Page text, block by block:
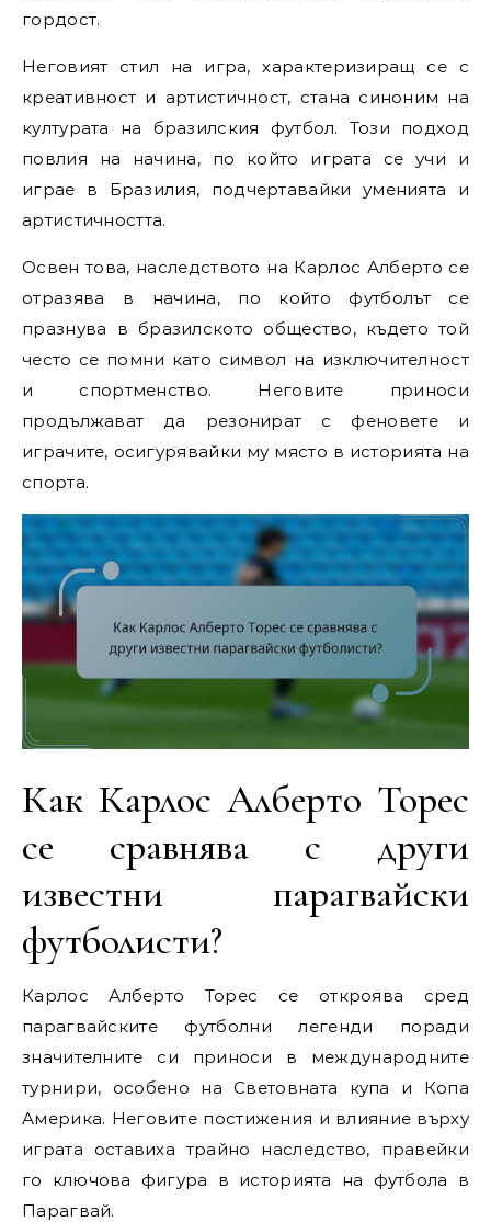
гордост.
Неговият стил на игра, характеризиращ се с
креативност и артистичност, стана синоним на
културата на бразилския футбол. Този подход
повлия на начина, по който играта се учи и
играе в Бразилия, подчертавайки уменията и
артистичността.
Освен това, наследството на Карлос Алберто се
отразява в начина, по който футболът се
празнува в бразилското общество, където той
често се помни като символ на изключителност
и спортменство. Неговите приноси
продължават да резонират с феновете и
играчите, осигурявайки му място в историята на
спорта.
Как Карлос Алберто Торес
се сравнява с други
известни парагвайски
футболисти?
Карлос Алберто Торес се откроява сред
парагвайските футболни легенди поради
значителните си приноси в международните
турнири, особено на Световната купа и Копа
Америка. Неговите постижения и влияние върху
играта оставиха трайно наследство, правейки
го ключова фигура в историята на футбола в
Парагвай.